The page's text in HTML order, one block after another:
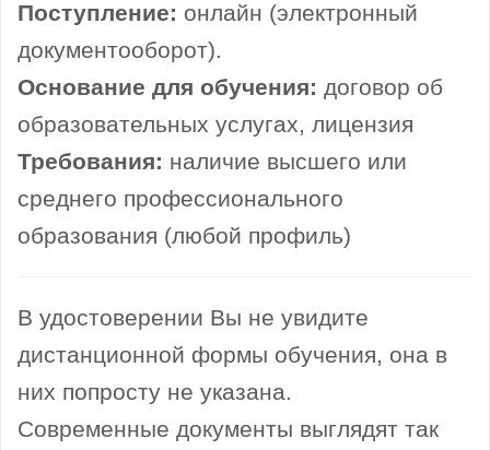
Поступление: онлайн (электронный
документооборот).
Основание для обучения: договор об
образовательных услугах, лицензия
Требования: наличие высшего или
среднего профессионального
образования (любой профиль)
В удостоверении Вы не увидите
дистанционной формы обучения, она в
них попросту не указана.
Современные документы выглядят так